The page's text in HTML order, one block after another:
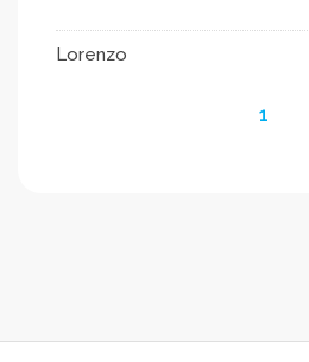
Lorenzo
1